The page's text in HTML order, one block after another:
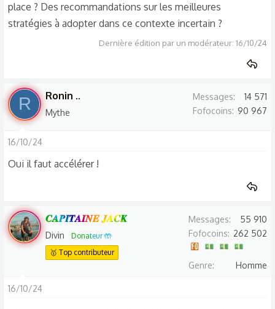
place ? Des recommandations sur les meilleures
stratégies à adopter dans ce contexte incertain ?
Dernière édition par un modérateur: 16/10/24
R Ronin ..
Mythe
Messages
14 571
Fofocoins 90 967
16/10/24
Oui il faut accélérer !
𝑪𝑨𝑷𝑰𝑻𝑨𝑰𝑵𝑬 𝑱𝑨𝑪𝑲
Divin
Donateur 🤲
🥇 Top contributeur
Messages
55 910
Fofocoins
262 502
Genre Homme
16/10/24